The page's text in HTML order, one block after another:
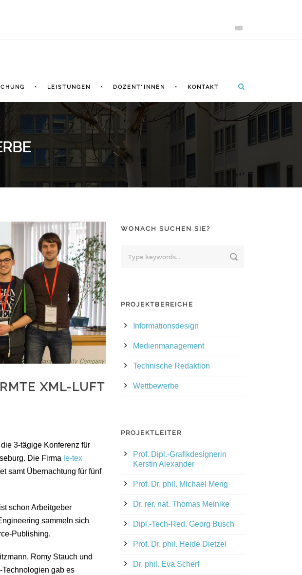
LEISTUNGEN DOZENT*INNEN KONTAKT
XML-LUFT
3-tägige Konferenz für
Die Firma le-tex
samt Übernachtung für fünf
schon Arbeitgeber
sammeln sich
Publishing.
Romy Stauch und
gab es
WONACH SUCHEN SIE?
PROJEKTBEREICHE
Informationsdesign
Medienmanagement
Technische Redaktion
Wettbewerbe
PROJEKTLEITER
Prof. Dipl.-Grafikdesignerin
Kerstin Alexander
Prof. Dr. phil. Michael Meng
Dr. rer. nat. Thomas Meinike
Dipl.-Tech-Red. Georg Busch
Prof. Dr. phil. Heide Dietzel
Dr. phil. Eva Scherf